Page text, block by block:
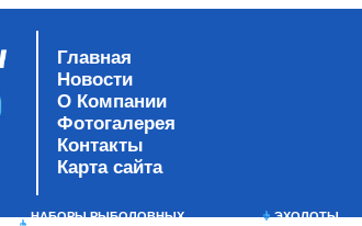
Главная
Новости
О Компании
Фотогалерея
Контакты
Карта сайта
НАБОРЫ РЫБОЛОВНЫХ ЭХОЛОТЫ